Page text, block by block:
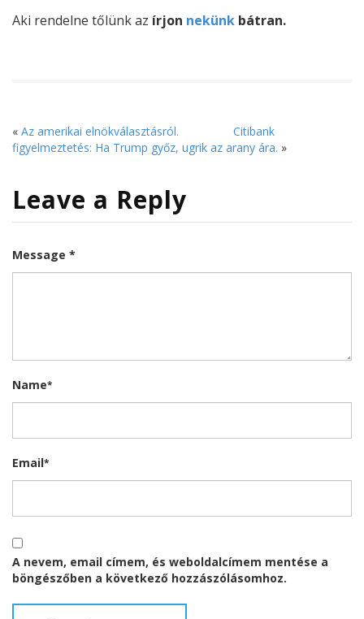
Aki rendelne tőlünk az írjon nekünk bátran.
« Az amerikai elnökválasztásról.
Citibank
figyelmeztetés: Ha Trump győz, ugrik az arany ára. »
Leave a Reply
Message *
Name*
Email*
A nevem, email címem, és weboldalcímem mentése a
böngészőben a következő hozzászólásomhoz.